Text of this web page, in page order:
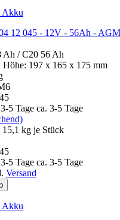
12 045 - 12V - 56Ah -
Ah / C20 56 Ah
197 x 165 x 175 mm
ca. 3-5 Tage
15,1 kg je Stück
ca. 3-5 Tage
Versand